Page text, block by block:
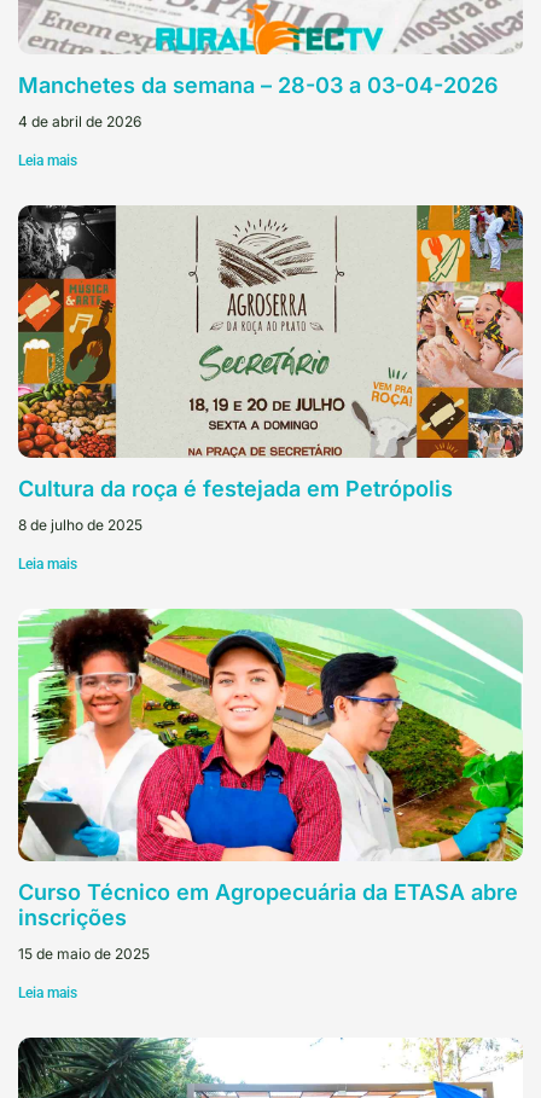
Manchetes da semana – 28-03 a 03-04-2026
4 de abril de 2026
Leia mais
Cultura da roça é festejada em Petrópolis
8 de julho de 2025
Leia mais
Curso Técnico em Agropecuária da ETASA abre
inscrições
15 de maio de 2025
Leia mais